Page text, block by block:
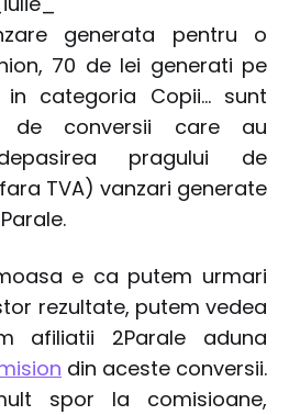
generata pentru o
70 de lei generati pe
categoria Copii… sunt
de conversii care au
pragului de
TVA) vanzari generate
e ca putem urmari
rezultate, putem vedea
afiliatii 2Parale aduna
din aceste conversii.
spor la comisioane,